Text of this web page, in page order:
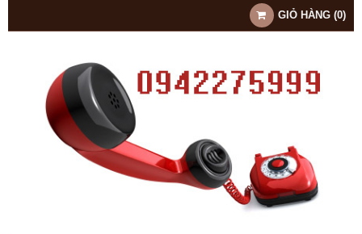
GIỎ HÀNG (0)